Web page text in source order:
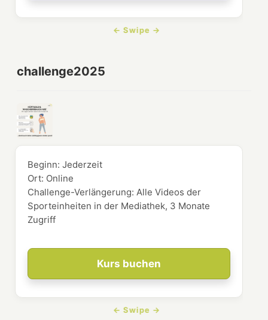
challenge2025
Kurs buchen
Beginn:Jederzeit
Ort: Online
Challenge-Verlängerung: Alle Videos der
Sporteinheiten in der Mediathek, 3 Monate
Zugriff